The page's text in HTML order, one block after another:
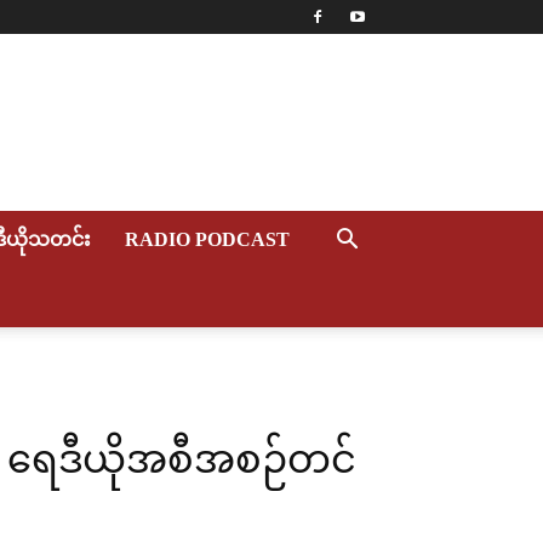
ယိုသတင်း RADIO PODCAST
ယ် ရေဒီယိုအစီအစဉ်တင်